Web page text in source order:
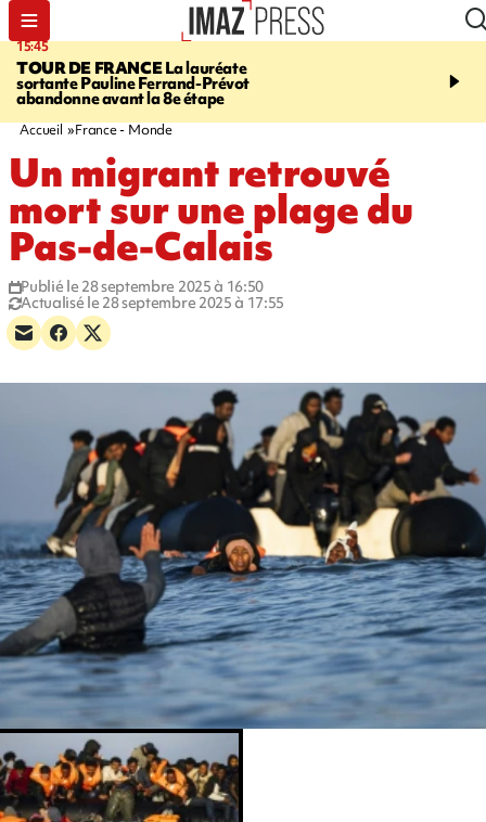
15:45
TOUR DE FRANCELa lauréate
sortante Pauline Ferrand-Prévot
abandonne avant la 8e étape
20:17
routière, concours de
Accueil France - Monde
Un migrant retrouvé
mort sur une plage du
Pas-de-Calais
Publié le 28 septembre 2025 à 16:50
Actualisé le 28 septembre 2025 à 17:55